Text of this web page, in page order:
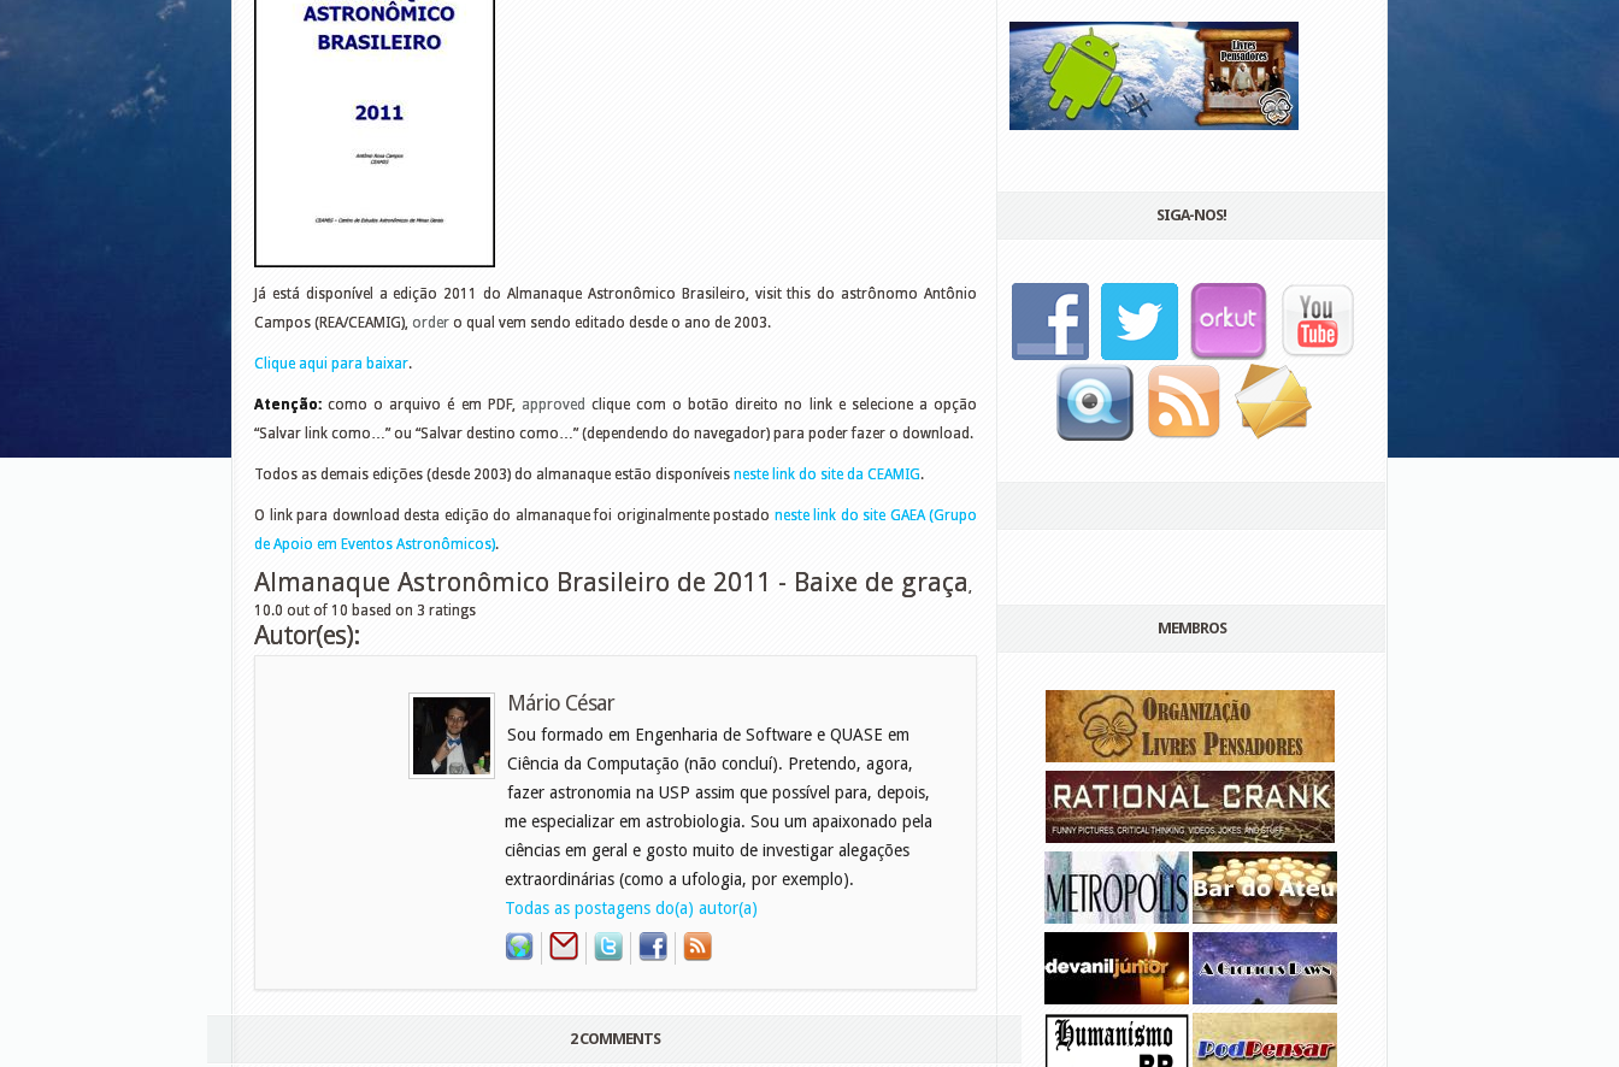
Já está disponível a edição 2011 do Almanaque Astronômico Brasileiro, visit this do astrônomo Antônio
Campos (REA/CEAMIG), order o qual vem sendo editado desde o ano de 2003.
Clique aqui para baixar.
Atenção: como o arquivo é em PDF, approved clique com o botão direito no link e selecione a opção
“Salvar link como…” ou “Salvar destino como…” (dependendo do navegador) para poder fazer o download.
Todos as demais edições (desde 2003) do almanaque estão disponíveis neste link do site da CEAMIG.
O link para download desta edição do almanaque foi originalmente postado neste link do site GAEA (Grupo
de Apoio em Eventos Astronômicos).
Almanaque Astronômico Brasileiro de 2011 - Baixe de graça,
10.0 out of 10 based on 3 ratings
Autor(es):
Mário César
Sou formado em Engenharia de Software e QUASE em
Ciência da Computação (não concluí). Pretendo, agora,
fazer astronomia na USP assim que possível para, depois,
me especializar em astrobiologia. Sou um apaixonado pela
ciências em geral e gosto muito de investigar alegações
extraordinárias (como a ufologia, por exemplo).
Todas as postagens do(a) autor(a)
2 COMMENTS
SIGA-NOS!
MEMBROS